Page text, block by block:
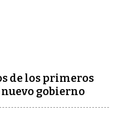
de los primeros
gobierno